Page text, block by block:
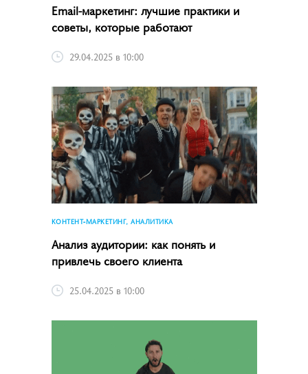
Email-маркетинг: лучшие практики и
советы, которые работают
29.04.2025 в 10:00
КОНТЕНТ-МАРКЕТИНГ, АНАЛИТИКА
Анализ аудитории: как понять и
привлечь своего клиента
25.04.2025 в 10:00